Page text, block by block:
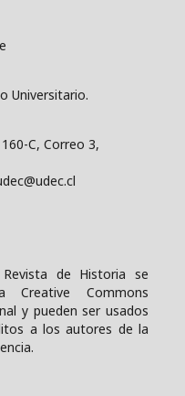
Universitario.
C, Correo 3,
de Historia se
Creative Commons
y pueden ser usados
a los autores de la